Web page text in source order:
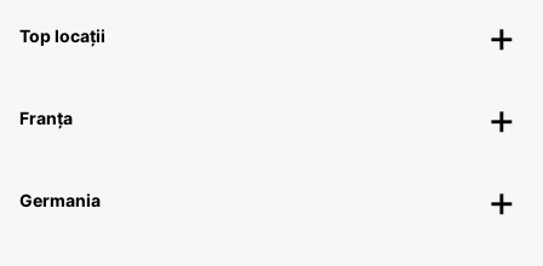
Top locații
Franța
Germania